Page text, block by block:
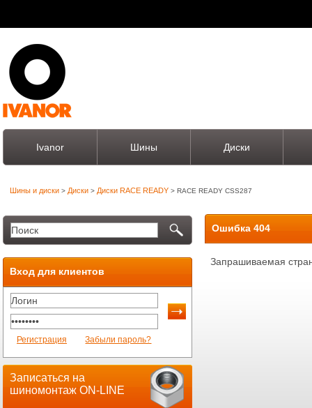
Ivanor Шины Диски
Шины и диски > Диски > Диски RACE READY > RACE READY CSS287
Вход для клиентов
Регистрация Забыли пароль?
Записаться на
шиномонтаж ON-LINE
Ошибка 404
Запрашиваемая